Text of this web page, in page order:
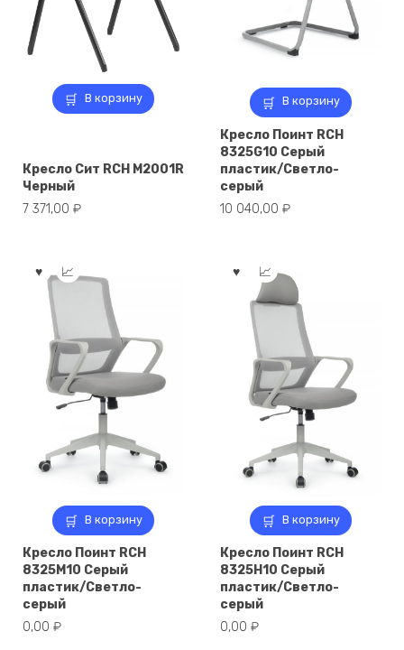
В корзину
Кресло Сит RCH M2001R
Черный
7 371,00 ₽
В корзину
Кресло Поинт RCH
8325G10 Серый
пластик/Светло-
серый
10 040,00 ₽
В корзину
Кресло Поинт RCH
8325M10 Серый
пластик/Светло-
серый
0,00 ₽
В корзину
Кресло Поинт RCH
8325H10 Серый
пластик/Светло-
серый
0,00 ₽